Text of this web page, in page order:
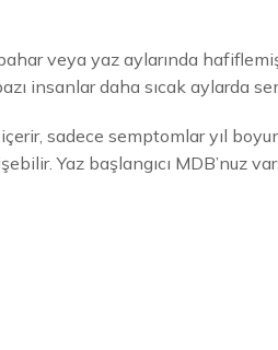
veya yaz aylarında
insanlar daha sıcak aylarda
sadece semptomlar yıl
Yaz başlangıcı MDB’nuz